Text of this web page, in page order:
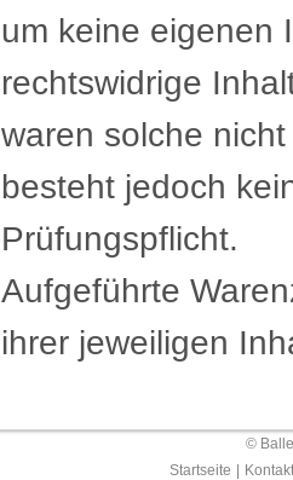
um keine eigenen
rechtswidrige
waren solche
besteht jedoch
Prüfungspflicht.
Aufgeführte
ihrer jeweiligen
©
Startseite
Kontakt